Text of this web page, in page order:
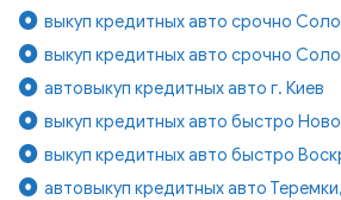
выкуп кредитных авто срочно
выкуп кредитных авто срочно
автовыкуп кредитных авто г. Киев
выкуп кредитных авто быстро
выкуп кредитных авто быстро
автовыкуп кредитных авто